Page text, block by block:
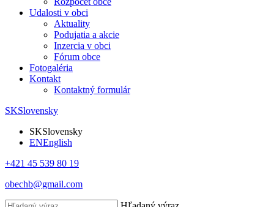
Udalosti v obci
Aktuality
Podujatia a akcie
Inzercia v obci
Fórum obce
Fotogaléria
Kontakt
Kontaktný formulár
SKSlovensky
SKSlovensky
ENEnglish
+421 45 539 80 19
obechb@gmail.com